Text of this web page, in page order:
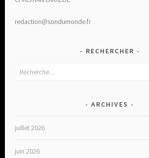
redaction@sondumonde.fr
RECHERCHER
Rechercher :
ARCHIVES
juillet 2026
juin 2026